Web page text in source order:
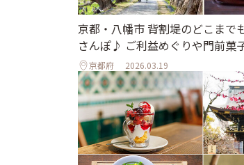
京都・八幡市 背割堤のどこまで
さんぽ♪ ご利益めぐりや門前菓
京都府 2026.03.19